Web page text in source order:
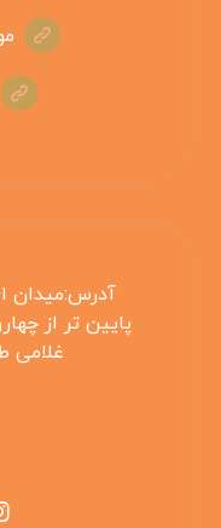
آدرس:میدان
پایین تر از
غلامی